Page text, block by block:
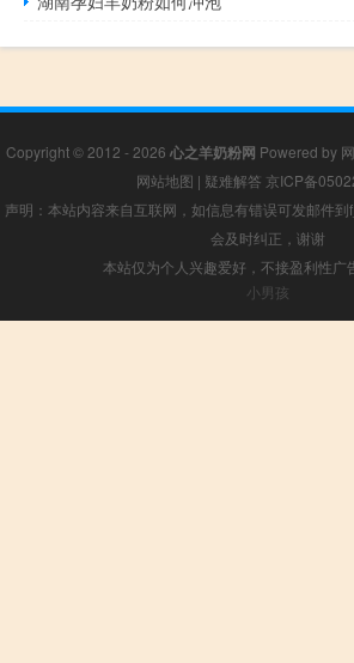
Copyright © 2012 - 2026 心之羊奶粉网 Powered by
网站地图 | 疑难解答 京ICP备
声明：本站内容来自互联网，如信息有错误可发邮件
会及时纠正，谢谢
本站仅为个人兴趣爱好，不接盈利性广
小男孩